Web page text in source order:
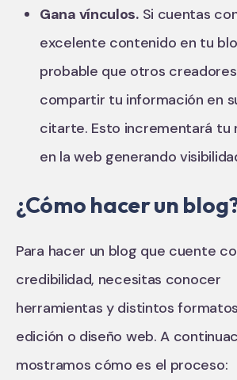
Gana vínculos.Si cuentas
excelente contenido en tu
probable que otros
compartir tu información en
citarte. Esto incrementará tu
en la web generando
¿Cómo hacer un
Para hacer un blog que cuente
credibilidad, necesitas conocer
herramientas y distintos
edición o diseño web. A
mostramos cómo es el proceso: